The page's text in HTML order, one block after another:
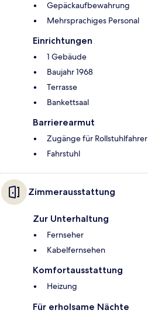
Gepäckaufbewahrung
Mehrsprachiges Personal
Einrichtungen
1 Gebäude
Baujahr 1968
Terrasse
Bankettsaal
Barrierearmut
Zugänge für Rollstuhlfahrer
Fahrstuhl
Zimmerausstattung
Zur Unterhaltung
Fernseher
Kabelfernsehen
Komfortausstattung
Heizung
Für erholsame Nächte